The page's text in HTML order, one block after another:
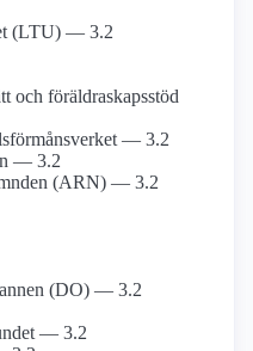
(LTU) — 3.2
och föräldraskapsstöd
— 3.2
— 3.2
(ARN) — 3.2
(DO) — 3.2
— 3.2